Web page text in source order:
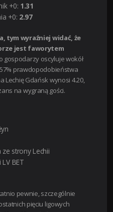
+0: 1.31
+0: 2.97
tym wyraźniej widać, że
jest faworytem
gospodarzy oscyluje wokół
prawdopodobieństwa
Lechię Gdańsk wynosi 4.20,
na wygraną gości.
strony Lechii
BET
pewnie, szczególnie
pięciu ligowych